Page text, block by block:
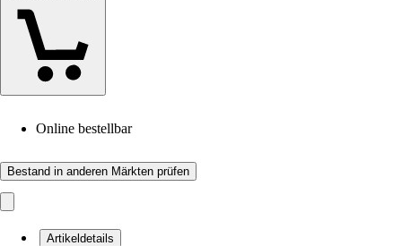
Online bestellbar
Bestand in anderen Märkten prüfen
Artikeldetails